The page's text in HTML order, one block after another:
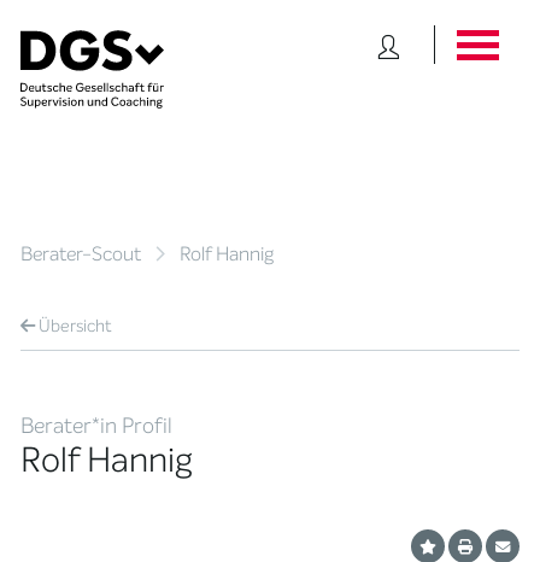
Berater-Scout Rolf Hannig
Übersicht
Berater*in Profil
Rolf Hannig